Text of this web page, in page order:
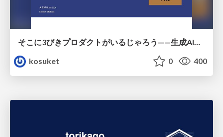
そこに3びきプロダクトがいるじゃろう——生成AI時代における“価値が届かない理由”の構造
kosuket
0 400